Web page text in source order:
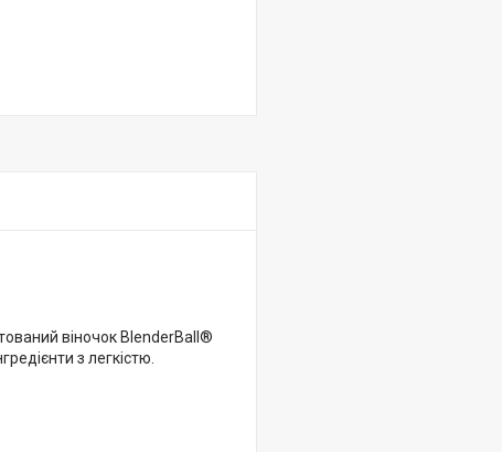
віночок BlenderBall®
з легкістю.